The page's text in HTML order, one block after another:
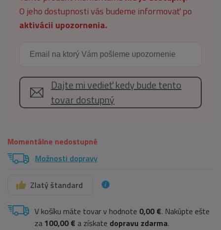
O jeho dostupnosti vás budeme informovať po
aktivácii upozornenia.
Dajte mi vedieť kedy bude tento
tovar dostupný
Momentálne nedostupné
Možnosti dopravy
Zlatý štandard
V košíku máte tovar v hodnote 0,00 €. Nakúpte ešte
za 100,00 € a získate dopravu zdarma.